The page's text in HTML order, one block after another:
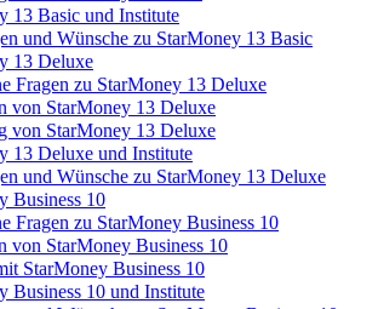
Basic und Institute
und Wünsche zu StarMoney 13 Basic
13 Deluxe
Fragen zu StarMoney 13 Deluxe
StarMoney 13 Deluxe
StarMoney 13 Deluxe
13 Deluxe und Institute
und Wünsche zu StarMoney 13 Deluxe
Business 10
zu StarMoney Business 10
StarMoney Business 10
StarMoney Business 10
10 und Institute